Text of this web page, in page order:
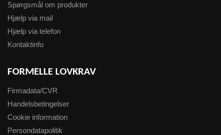
Spørgsmål om produkter
Hjælp via mail
Hjælp via telefon
Kontaktinfo
FORMELLE LOVKRAV
Firmadata/CVR
Handelsbetingelser
Cookie information
Persondatapolitik